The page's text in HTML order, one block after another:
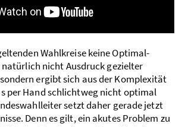
Wahlkreise keine Optimal­
nicht Ausdruck gezielter
ergibt sich aus der Komplexität
per Hand schlichtweg nicht optimal
setzt daher gerade jetzt
Denn es gilt, ein akutes Problem zu